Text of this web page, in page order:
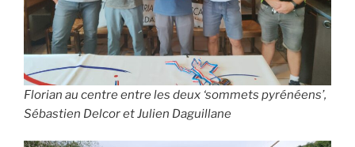
Florian au centre entre les deux ‘sommets pyrénéens’,
Sébastien Delcor et Julien Daguillane